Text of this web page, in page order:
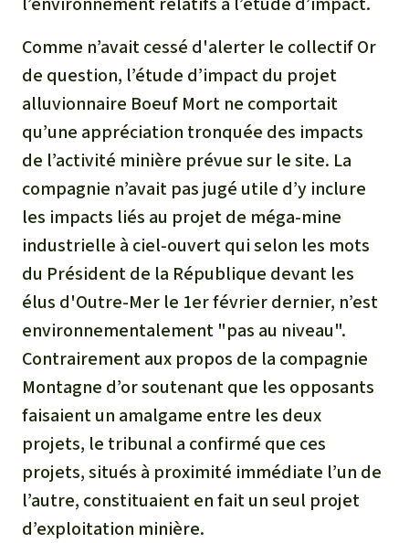
Comme n’avait cessé d'alerter le collectif Or
de question, l’étude d’impact du projet
alluvionnaire Boeuf Mort ne comportait
qu’une appréciation tronquée des impacts
de l’activité minière prévue sur le site. La
compagnie n’avait pas jugé utile d’y inclure
les impacts liés au projet de méga-mine
industrielle à ciel-ouvert qui selon les mots
du Président de la République devant les
élus d'Outre-Mer le 1er février dernier, n’est
environnementalement "pas au niveau".
Contrairement aux propos de la compagnie
Montagne d’or soutenant que les opposants
faisaient un amalgame entre les deux
projets, le tribunal a confirmé que ces
projets, situés à proximité immédiate l’un de
l’autre, constituaient en fait un seul projet
d’exploitation minière.